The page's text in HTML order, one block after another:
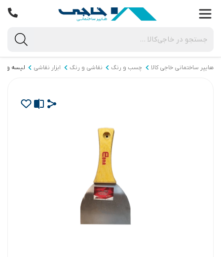
هایپر ساختمانی خاجی‌ کالا چسب و رنگ نقاشی و رنگ ابزار نقاشی لیسه و